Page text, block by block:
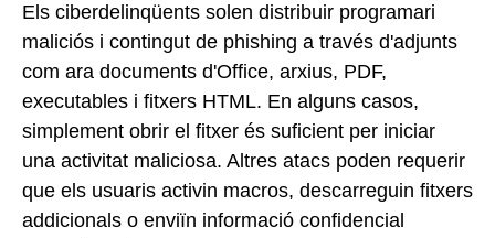
Els ciberdelinqüents solen distribuir programari
maliciós i contingut de phishing a través d'adjunts
com ara documents d'Office, arxius, PDF,
executables i fitxers HTML. En alguns casos,
simplement obrir el fitxer és suficient per iniciar
una activitat maliciosa. Altres atacs poden requerir
que els usuaris activin macros, descarreguin fitxers
addicionals o enviïn informació confidencial